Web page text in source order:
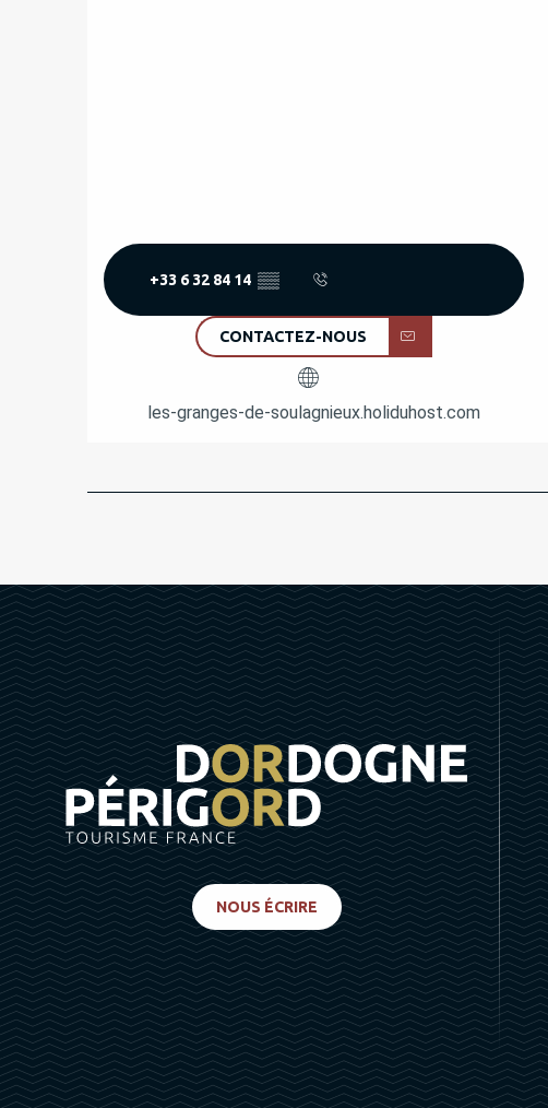
+33 6 32 84 14 ▒▒
CONTACTEZ-NOUS
les-granges-de-soulagnieux.holiduhost.com
NOUS ÉCRIRE